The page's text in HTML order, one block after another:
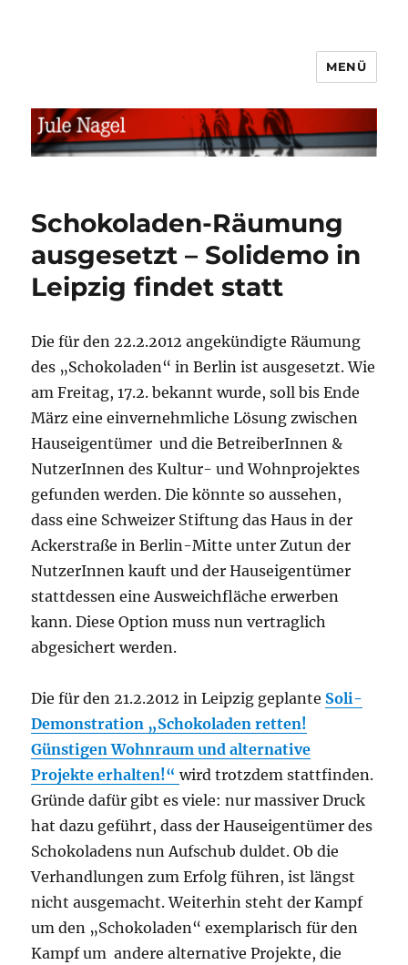
MENÜ
Schokoladen-Räumung
ausgesetzt – Solidemo in
Leipzig findet statt
Die für den 22.2.2012 angekündigte Räumung
des „Schokoladen“ in Berlin ist ausgesetzt. Wie
am Freitag, 17.2. bekannt wurde, soll bis Ende
März eine einvernehmliche Lösung zwischen
Hauseigentümer und die BetreiberInnen &
NutzerInnen des Kultur- und Wohnprojektes
gefunden werden. Die könnte so aussehen,
dass eine Schweizer Stiftung das Haus in der
Ackerstraße in Berlin-Mitte unter Zutun der
NutzerInnen kauft und der Hauseigentümer
stattdessen eine Ausweichfläche erwerben
kann. Diese Option muss nun vertraglich
abgesichert werden.
Die für den 21.2.2012 in Leipzig geplante Soli-
Demonstration „Schokoladen retten!
Günstigen Wohnraum und alternative
Projekte erhalten!“wird trotzdem stattfinden.
Gründe dafür gibt es viele: nur massiver Druck
hat dazu geführt, dass der Hauseigentümer des
Schokoladens nun Aufschub duldet. Ob die
Verhandlungen zum Erfolg führen, ist längst
nicht ausgemacht. Weiterhin steht der Kampf
um den „Schokoladen“ exemplarisch für den
Kampf um andere alternative Projekte, die